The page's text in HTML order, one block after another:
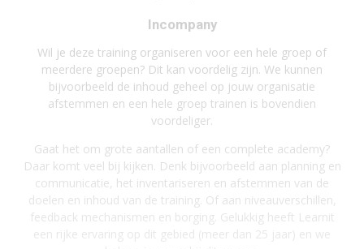
Incompany
Wil je deze training organiseren voor een hele groep of
meerdere groepen? Dit kan voordelig zijn. We kunnen
bijvoorbeeld de inhoud geheel op jouw organisatie
afstemmen en een hele groep trainen is bovendien
voordeliger.
Gaat het om grote aantallen of een complete academy?
Daar komt veel bij kijken. Denk bijvoorbeeld aan planning en
communicatie, het inventariseren en afstemmen van de
doelen en inhoud van de training. Of aan niveauverschillen,
feedback mechanismen en borging. Gelukkig heeft Learnit
een rijke ervaring op dit gebied (meer dan 25 jaar) en we